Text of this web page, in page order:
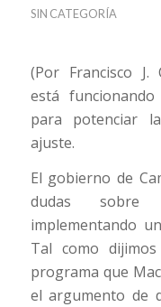
SIN CATEGORÍA
(Por Francisco J.
está
para potenciar
ajuste.
El gobierno de
dudas sobre
implementando
Tal como
programa que
el argumento de